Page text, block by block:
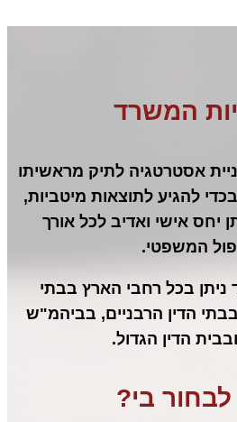
המשרד
אסטרטגיה לתיק מראשיתו
להגיע לתוצאות מיטביות,
יחס אישי ואדיב לכל אורך
המשפטי.
ניתן בכל רחבי הארץ בבתי
הדין הרבניים, בביהמ"ש
הדין הגדול.
בי?